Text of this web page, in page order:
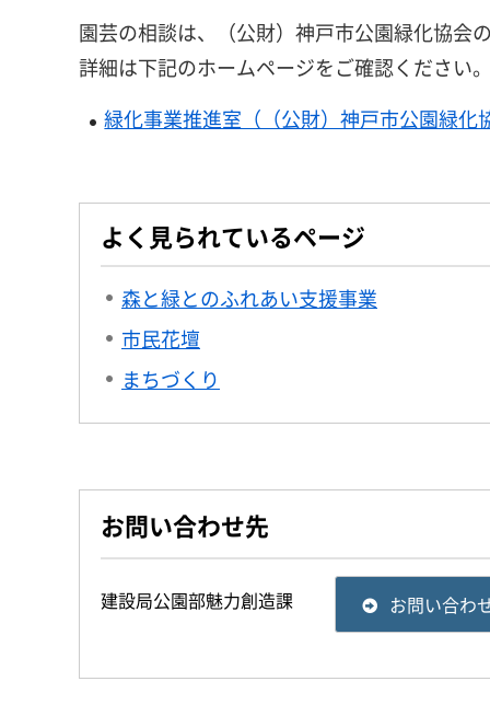
園芸の相談は、（公財）神戸市公園緑化協会
詳細は下記のホームページをご確認ください。
緑化事業推進室（（公財）神戸市公園緑化
よく見られているページ
森と緑とのふれあい支援事業
市民花壇
まちづくり
お問い合わせ先
建設局公園部魅力創造課 お問い合わ